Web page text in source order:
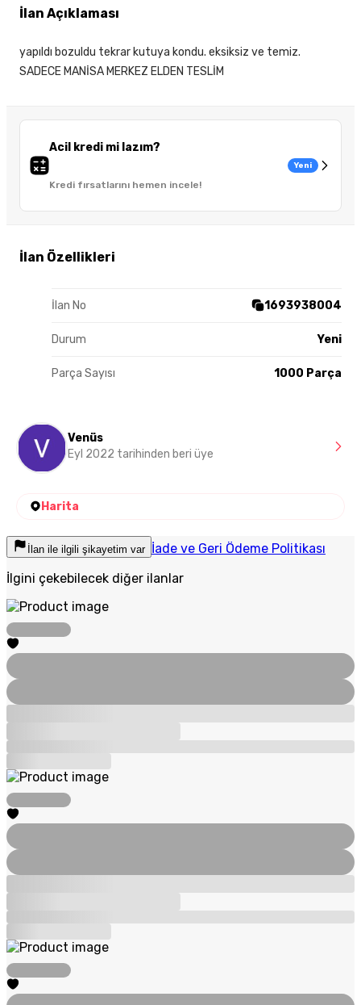
Acil kredi mi lazım?
Kredi fırsatlarını hemen incele!
Yeni
İlan Özellikleri
İlan No 1693938004
Durum Yeni
Parça Sayısı 1000 Parça
İlan Açıklaması
yapıldı bozuldu tekrar kutuya kondu. eksiksiz ve temiz.
SADECE MANİSA MERKEZ ELDEN TESLİM
Venüs
Eyl 2022 tarihinden beri üye
Harita
İlan ile ilgili şikayetim var İade ve Geri Ödeme Politikası
İlgini çekebilecek diğer ilanlar